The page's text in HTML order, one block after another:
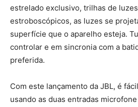
estrelado exclusivo, trilhas de
estroboscópicos, as luzes se
superfície que o aparelho esteja.
controlar e em sincronia com a
preferida.
Com este lançamento da JBL, é
usando as duas entradas